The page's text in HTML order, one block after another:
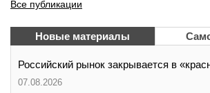
Все публикации
Новые материалы
Российский рынок закрывается в
07.08.2026